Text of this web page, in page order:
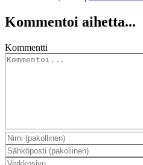
Kommentoi aihetta...
Kommentti